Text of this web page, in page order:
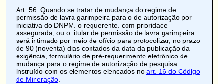
Art. 56. Quando se tratar de mudança do regime de
permissão de lavra garimpeira para o de autorização por
iniciativa do DNPM, o requerente, com prioridade
assegurada, ou o titular de permissão de lavra garimpeira
será intimado por meio de ofício para protocolizar, no prazo
de 90 (noventa) dias contados da data da publicação da
exigência, formulário de pré-requerimento eletrônico de
mudança para o regime de autorização de pesquisa
instruído com os elementos elencados no art. 16 do Código
de Mineração.